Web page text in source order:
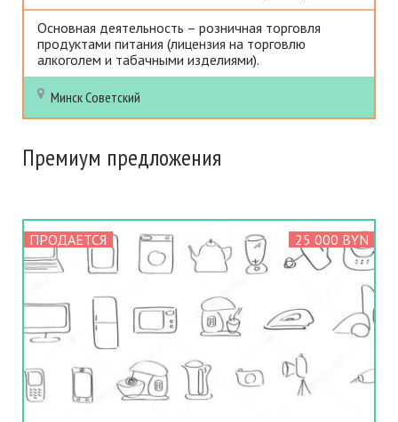
Основная деятельность – розничная торговля
продуктами питания (лицензия на торговлю
алкоголем и табачными изделиями).
МинскСоветский
Премиум предложения
ПРОДАЕТСЯ 25 000 BYN